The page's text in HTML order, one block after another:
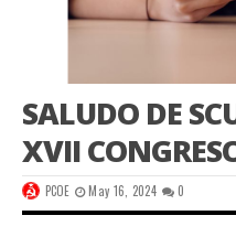
SALUDO DE
XVII
PCOE May 16, 2024 0